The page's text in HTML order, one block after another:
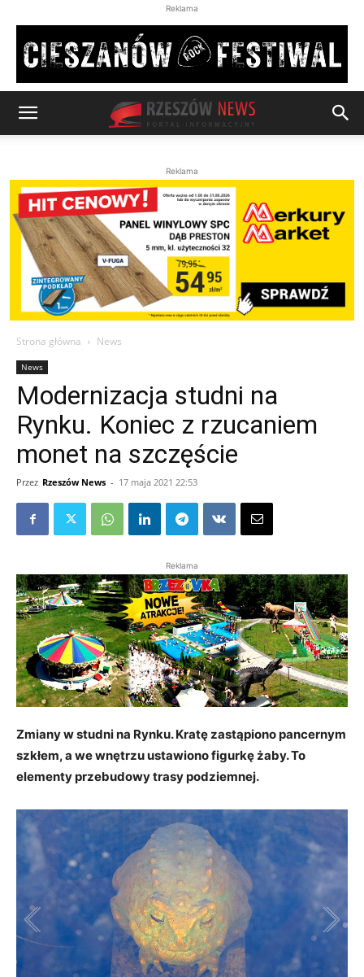
Reklama
Reklama
Strona główna News
News
Modernizacja studni na
Rynku. Koniec z rzucaniem
monet na szczęście
Przez Rzeszów News - 17 maja 2021 22:53
Reklama
Zmiany w studni na Rynku. Kratę zastąpiono pancernym
szkłem, a we wnętrzu ustawiono figurkę żaby. To
elementy przebudowy trasy podziemnej.